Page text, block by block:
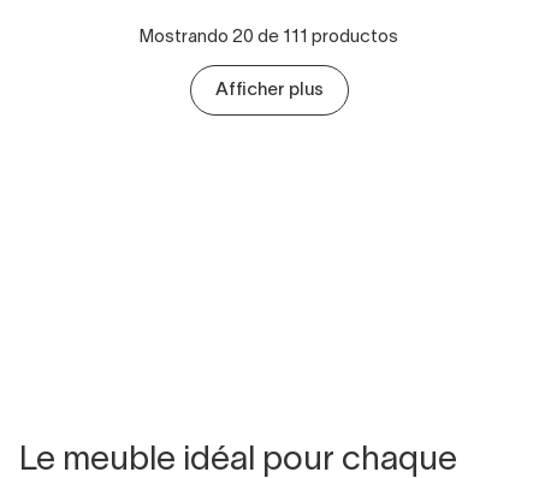
Mostrando 20 de 111 productos
Afficher plus
Le meuble idéal pour chaque